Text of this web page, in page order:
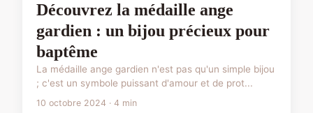
Découvrez la médaille ange
gardien : un bijou précieux pour
baptême
La médaille ange gardien n'est pas qu'un simple bijou
; c'est un symbole puissant d'amour et de prot...
10 octobre 2024 · 4 min